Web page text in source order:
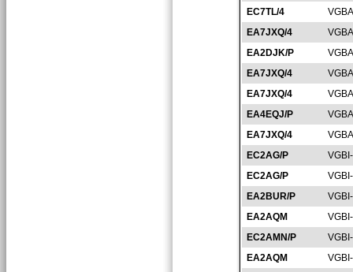
EC7TL/4
EA7JXQ/4
EA2DJK/P
EA7JXQ/4
EA7JXQ/4
EA4EQJ/P
EA7JXQ/4
EC2AG/P
EC2AG/P
EA2BUR/P
EA2AQM
EC2AMN/P
EA2AQM